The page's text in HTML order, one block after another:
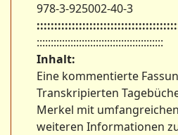
978-3-925002-40-3
:::::::::::::::::::::::::::::::::::::::::::::
Inhalt:
Eine kommentierte
Transkripierten
Merkel mit
weiteren Informationen